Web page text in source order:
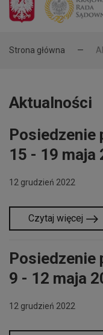
Strona główna
Aktualności
Posiedzenie
15 - 19 maja
12 grudzień 2022
Czytaj więcej
Posiedzenie
9 - 12 maja
12 grudzień 2022